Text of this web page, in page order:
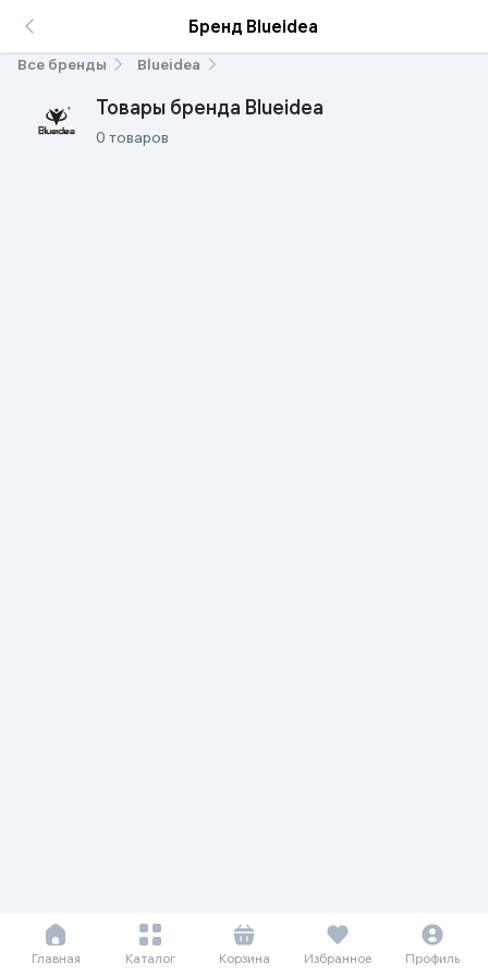
Бренд Blueidea
Все бренды Blueidea
Товары бренда Blueidea
0 товаров
Главная Каталог Корзина Избранное Профиль